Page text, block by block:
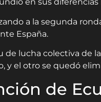
en sus
a la segunda
España.
de lucha colectiva de
y el otro se quedó
de